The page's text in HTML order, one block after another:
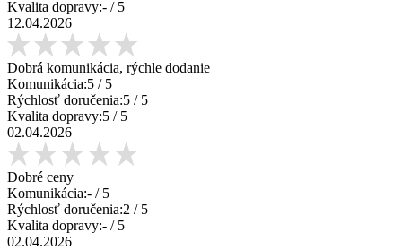
Kvalita dopravy:- / 5
12.04.2026
Dobrá komunikácia, rýchle dodanie
Komunikácia:5 / 5
Rýchlosť doručenia:5 / 5
Kvalita dopravy:5 / 5
02.04.2026
Dobré ceny
Komunikácia:- / 5
Rýchlosť doručenia:2 / 5
Kvalita dopravy:- / 5
02.04.2026